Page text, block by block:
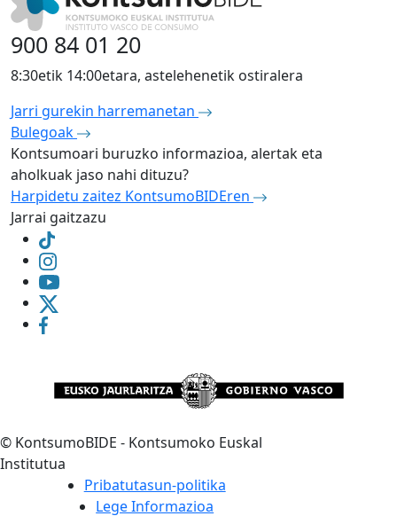
900 84 01 20
8:30etik 14:00etara, astelehenetik ostiralera
Jarri gurekin harremanetan
Bulegoak
Kontsumoari buruzko informazioa, alertak eta
aholkuak jaso nahi dituzu?
Harpidetu zaitez KontsumoBIDEren
Jarrai gaitzazu
© KontsumoBIDE - Kontsumoko Euskal
Institutua
Pribatutasun-politika
Lege Informazioa